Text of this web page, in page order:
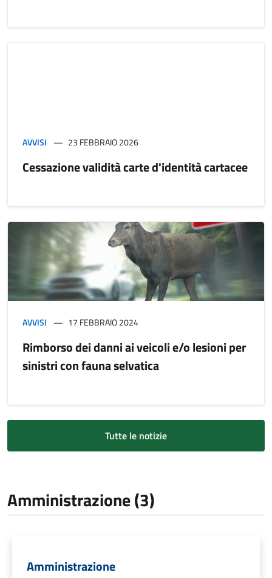
AVVISI 23 FEBBRAIO 2026
Cessazione validità carte d'identità cartacee
AVVISI 17 FEBBRAIO 2024
Rimborso dei danni ai veicoli e/o lesioni per
sinistri con fauna selvatica
Tutte le notizie
Amministrazione (3)
Amministrazione